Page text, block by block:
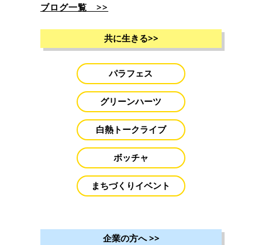
ブログ一覧 >>
共に生きる>>
パラフェス
グリーンハーツ
白熱トークライブ
ボッチャ
まちづくりイベント
企業の方へ>>